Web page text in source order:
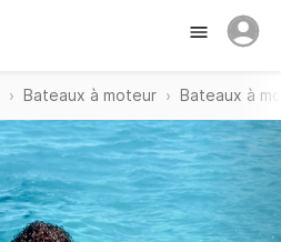
Bateaux à moteur Bateaux à